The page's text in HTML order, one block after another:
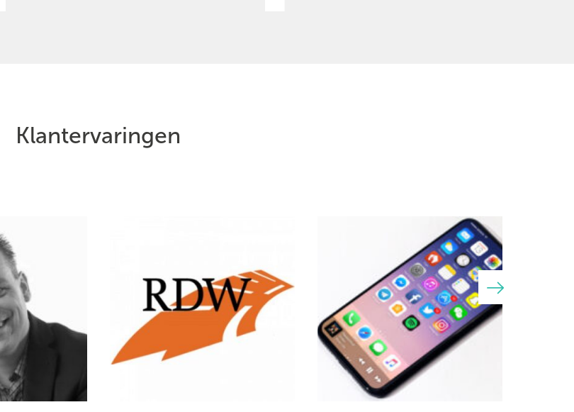
Klantervaringen